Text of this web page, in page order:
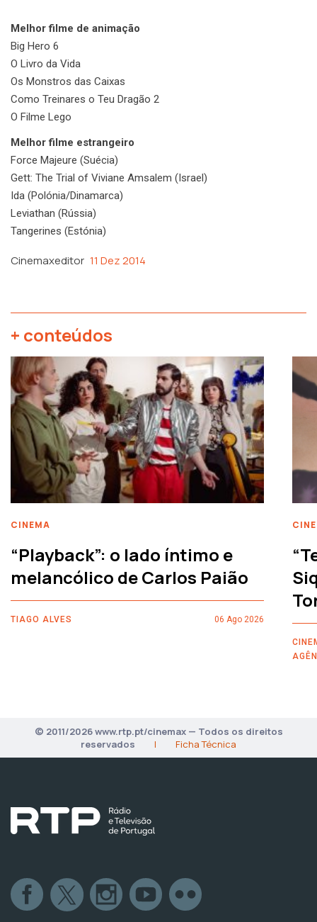
Melhor filme de animação
Big Hero 6
O Livro da Vida
Os Monstros das Caixas
Como Treinares o Teu Dragão 2
O Filme Lego
Melhor filme estrangeiro
Force Majeure (Suécia)
Gett: The Trial of Viviane Amsalem (Israel)
Ida (Polónia/Dinamarca)
Leviathan (Rússia)
Tangerines (Estónia)
Cinemaxeditor 11 Dez 2014
+ conteúdos
CINEMA
“Playback”: o lado íntimo e
melancólico de Carlos Paião
TIAGO ALVES 06 Ago 2026
© 2011/2026 www.rtp.pt/cinemax — Todos os direitos
reservados
| Ficha Técnica